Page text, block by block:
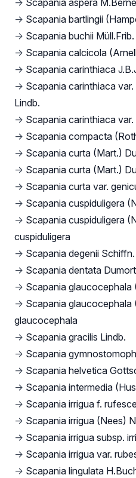
→ Scapania aspera
→ Scapania bartlingii
→ Scapania buchii Müll.Frib.
→ Scapania calcicola
→ Scapania carinthiaca
→ Scapania carinthiaca
Lindb.
→ Scapania carinthiaca
→ Scapania compacta
→ Scapania curta (Mart.)
→ Scapania curta (Mart.)
→ Scapania curta var.
→ Scapania cuspiduligera
→ Scapania cuspiduligera
cuspiduligera
→ Scapania degenii
→ Scapania dentata
→ Scapania glaucocephala
→ Scapania glaucocephala
glaucocephala
→ Scapania gracilis Lindb.
→ Scapania
→ Scapania helvetica
→ Scapania intermedia
→ Scapania irrigua f.
→ Scapania irrigua (Nees)
→ Scapania irrigua subsp.
→ Scapania irrigua var.
→ Scapania lingulata